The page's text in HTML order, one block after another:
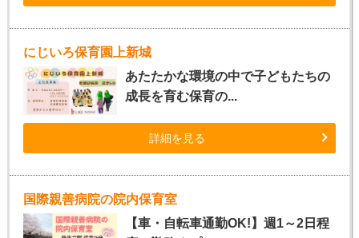
にじいろ保育園上新城
あたたかな環境の中で子どもたちの
成長を育む保育の...
詳細を見る
国際親善病院の院内保育室
【車・自転車通勤OK!】週1～2日程